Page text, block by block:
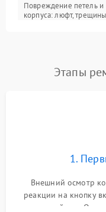
Повреждение петель и
корпуса: люфт,
невозможность
Перегрев из‑за пыли,
неисправности кулера
Выход из строя SSD или
Этапы
1.
Внешний осмотр
реакции на кнопку
устройства.